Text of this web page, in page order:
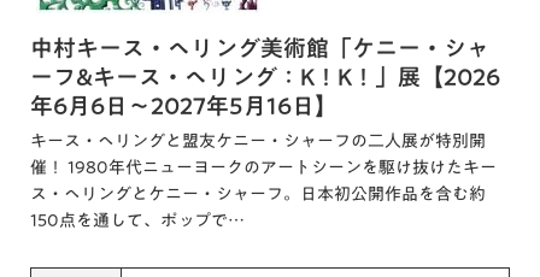
中村キース・ヘリング美術館「ケニー・シャ
ーフ&キース・ヘリング：K！K！」展【2026
年6月6日～2027年5月16日】
キース・ヘリングと盟友ケニー・シャーフの二人展が特別開
催！ 1980年代ニューヨークのアートシーンを駆け抜けたキー
ス・ヘリングとケニー・シャーフ。日本初公開作品を含む約
150点を通して、ポップで…